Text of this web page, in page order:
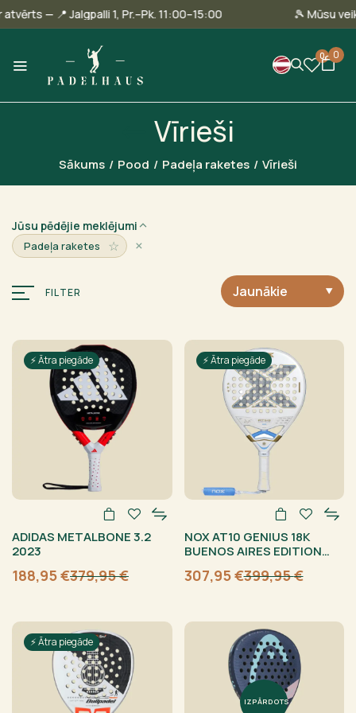
ir atvērts — 📍 Jalgpalli 1, Pr.–Pk. 11:00–15:00 🎾
0 0
Vīrieši
Sākums / Pood / Padeļa raketes / Vīrieši
Jūsu pēdējie meklējumi
Padeļa raketes ☆ ×
FILTER Jaunākie
⚡ Ātra piegāde
ADIDAS METALBONE 3.2
2023
379,95€
Sākotnējā
379,95 €.
188,95€
Current
188,95 €.
⚡ Ātra piegāde
NOX AT10 GENIUS 18K
BUENOS AIRES EDITION
399,95€
Sākotnējā
399,95 €.
307,95€
Current
307,95 €.
⚡ Ātra piegāde
IZPĀRDOTS